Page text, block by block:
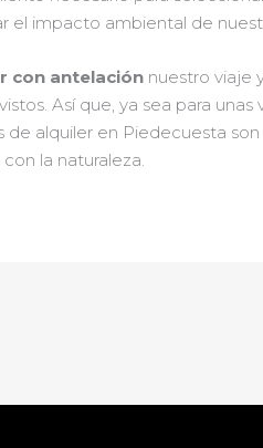
el impacto ambiental de
con antelación nuestro viaje
Así que, ya sea para
de alquiler en Piedecuesta
la naturaleza.